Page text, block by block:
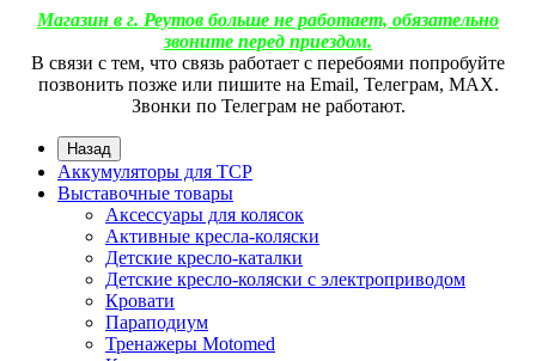
Магазин в г. Реутов больше не работает, обязательно
звоните перед приездом.
В связи с тем, что связь работает с перебоями попробуйте
позвонить позже или пишите на Email, Телеграм, МАХ.
Звонки по Телеграм не работают.
Назад
Аккумуляторы для ТСР
Выставочные товары
Аксессуары для колясок
Активные кресла-коляски
Детские кресло-каталки
Детские кресло-коляски с электроприводом
Кровати
Параподиум
Тренажеры Motomed